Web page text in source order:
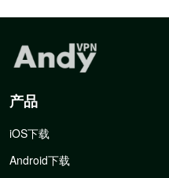
产品
iOS下载
Android下载